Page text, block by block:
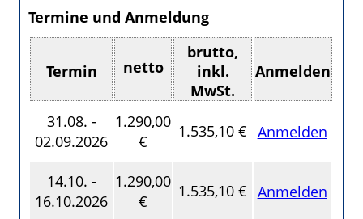
Termine und Anmeldung
Termin netto
brutto,
inkl.
MwSt.
Anmelden
31.08. -
02.09.2026
1.290,00
€
1.535,10 € Anmelden
14.10. -
16.10.2026
1.290,00
€
1.535,10 € Anmelden